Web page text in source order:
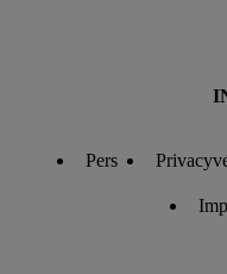
Pers